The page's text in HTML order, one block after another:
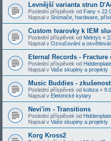
Levnější varianta strun
Poslední příspěvek od Fany «
Napsal v Snímače, hardware,
Custom tvarovky k IEM
Poslední příspěvek od Mektys «
Napsal v Ozvučování a
Eternal Records -
Poslední příspěvek od Hiddenplate
Napsal v Vaše skupiny a projekty
Music Buddies -
Poslední příspěvek od kobza «
Napsal v Elektrické kytary
Nevi'im - Transitions
Poslední příspěvek od Hiddenplate
Napsal v Vaše skupiny a projekty
Korg Kross2